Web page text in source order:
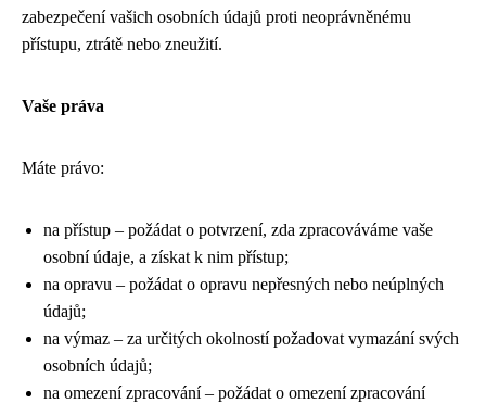
zabezpečení vašich osobních údajů proti neoprávněnému
přístupu, ztrátě nebo zneužití.
Vaše práva
Máte právo:
na přístup – požádat o potvrzení, zda zpracováváme vaše
osobní údaje, a získat k nim přístup;
na opravu – požádat o opravu nepřesných nebo neúplných
údajů;
na výmaz – za určitých okolností požadovat vymazání svých
osobních údajů;
na omezení zpracování – požádat o omezení zpracování